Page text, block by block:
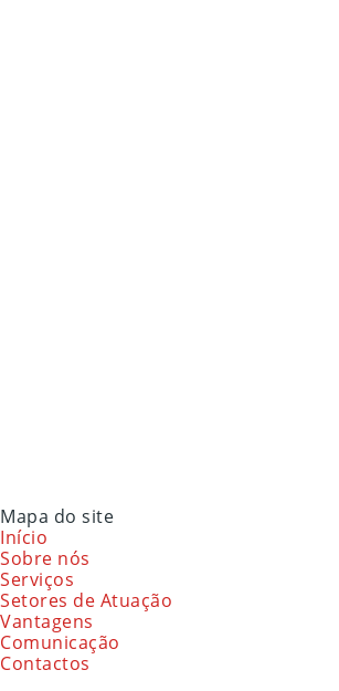
Mapa do site
Início
Sobre nós
Serviços
Setores de Atuação
Vantagens
Comunicação
Contactos